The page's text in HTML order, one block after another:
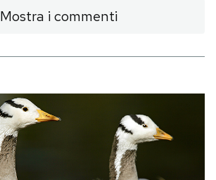
Mostra i commenti